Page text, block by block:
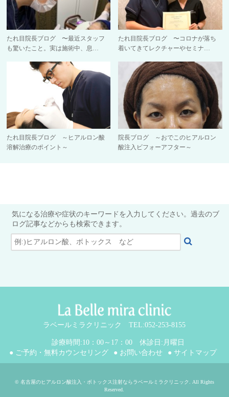
たれ目院長ブログ 〜最近スタッフ
も驚いたこと。実は施術中、息…
たれ目院長ブログ 〜コロナが落ち
着いてきてレクチャーやセミナ…
たれ目院長ブログ ～ヒアルロン酸
溶解治療のポイント～
院長ブログ ～おでこのヒアルロン
酸注入ビフォーアフター～
気になる治療や症状のキーワードを入力してください。過去のブ
ログ記事などからも検索できます。
ラベールミラクリニック TEL:052-253-8155
診療時間:10：00～17：00 休診日:月曜日
● ご予約・無料カウンセリング
● お問い合わせ ● サイトマップ
© 名古屋のヒアルロン酸注入・ボトックス注射ならラベールミラクリニック
. All Rights
Reserved.